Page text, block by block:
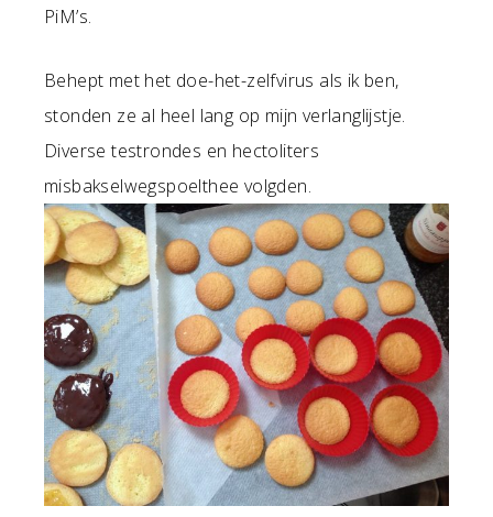
PiM’s.
Behept met het doe-het-zelfvirus als ik ben,
stonden ze al heel lang op mijn verlanglijstje.
Diverse testrondes en hectoliters
misbakselwegspoelthee volgden.